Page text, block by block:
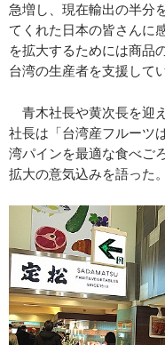
急増し、現在輸出の半分
てくれた日本の皆さんに
を拡大するためには商品
台湾の生産者を支援して
青木社長や黄次長を迎
社長は「台湾産フルーツ
湾パインを最適な食べご
拡大の意気込みを語った。